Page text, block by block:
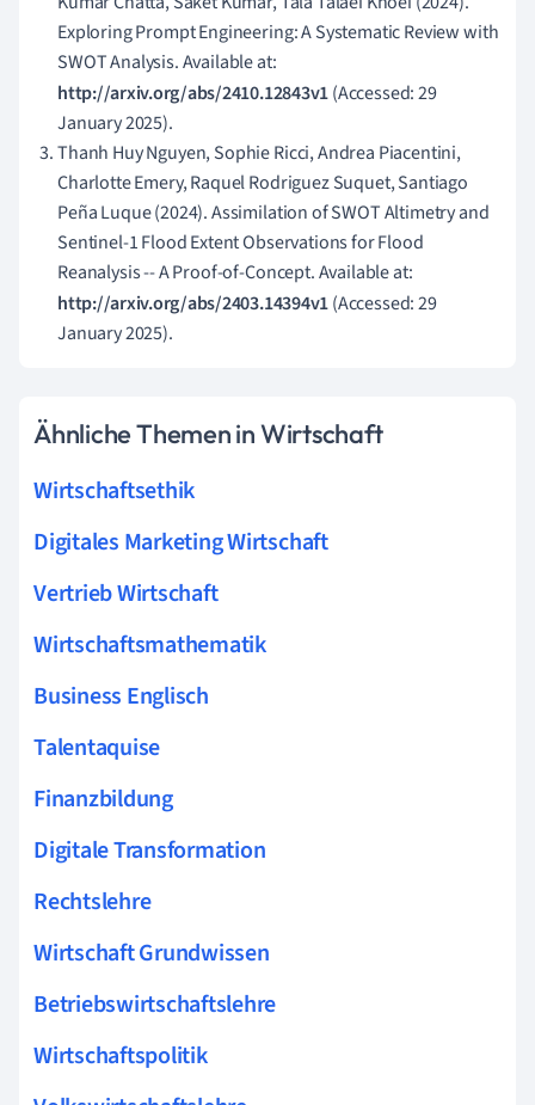
Exploring Prompt Engineering: A Systematic Review with
SWOT Analysis. Available at:
http://arxiv.org/abs/2410.12843v1(Accessed: 29
January 2025).
Thanh Huy Nguyen, Sophie Ricci, Andrea Piacentini,
Charlotte Emery, Raquel Rodriguez Suquet, Santiago
Peña Luque (2024). Assimilation of SWOT Altimetry and
Sentinel-1 Flood Extent Observations for Flood
Reanalysis -- A Proof-of-Concept. Available at:
http://arxiv.org/abs/2403.14394v1(Accessed: 29
January 2025).
Ähnliche Themen in Wirtschaft
Wirtschaftsethik
Digitales Marketing Wirtschaft
Vertrieb Wirtschaft
Wirtschaftsmathematik
Business Englisch
Talentaquise
Finanzbildung
Digitale Transformation
Rechtslehre
Wirtschaft Grundwissen
Betriebswirtschaftslehre
Wirtschaftspolitik